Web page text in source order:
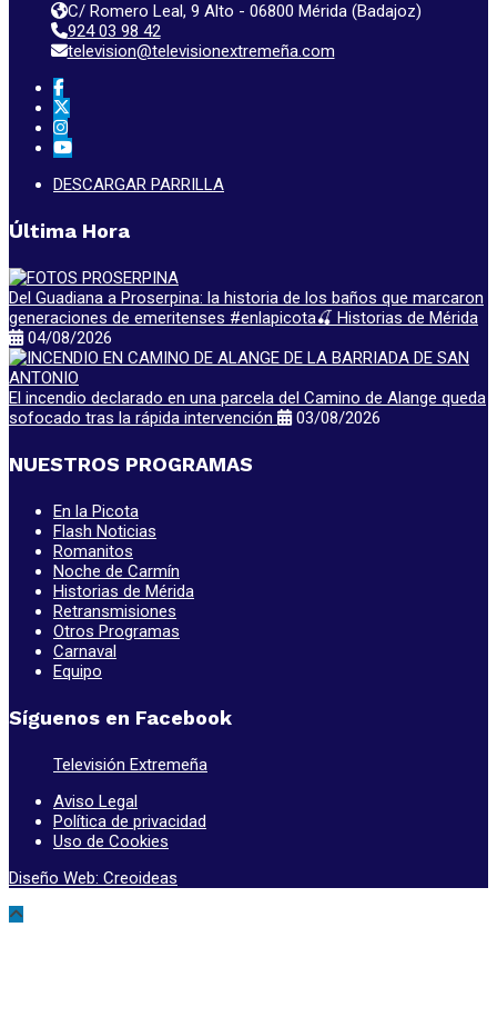
C/ Romero Leal, 9 Alto - 06800 Mérida (Badajoz)
924 03 98 42
television@televisionextremeña.com
DESCARGAR PARRILLA
Última Hora
Del Guadiana a Proserpina: la historia de los baños que marcaron
generaciones de emeritenses #enlapicota🍒 Historias de Mérida
04/08/2026
El incendio declarado en una parcela del Camino de Alange queda
sofocado tras la rápida intervención
03/08/2026
NUESTROS PROGRAMAS
En la Picota
Flash Noticias
Romanitos
Noche de Carmín
Historias de Mérida
Retransmisiones
Otros Programas
Carnaval
Equipo
Síguenos en Facebook
Televisión Extremeña
Aviso Legal
Política de privacidad
Uso de Cookies
Diseño Web: Creoideas